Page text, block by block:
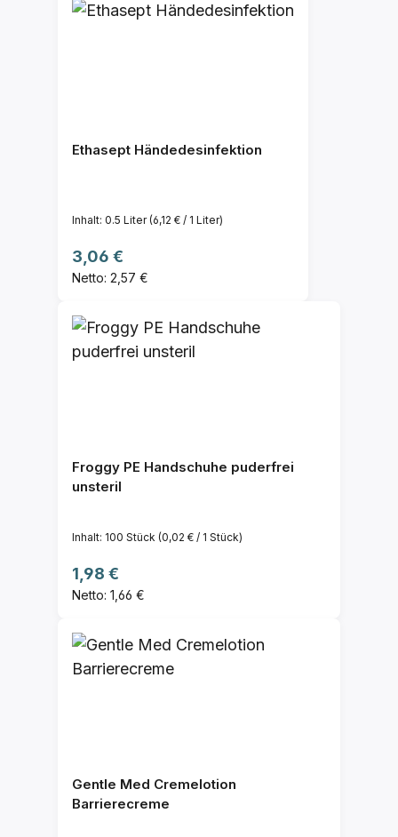
Ethasept Händedesinfektion
Inhalt: 0.5 Liter(6,12 € / 1 Liter)
Regulärer Preis:
3,06 €
Netto: 2,57 €
Froggy PE Handschuhe puderfrei
unsteril
Inhalt: 100 Stück (0,02 € / 1 Stück)
Regulärer Preis:
1,98 €
Netto: 1,66 €
Gentle Med Cremelotion
Barrierecreme